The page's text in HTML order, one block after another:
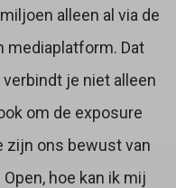
alleen al via de
mediaplatform. Dat
je niet alleen
om de exposure
zijn ons bewust van
hoe kan ik mij